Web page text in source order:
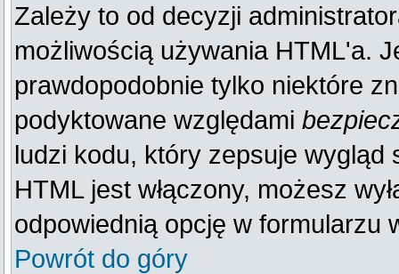
Zależy to od decyzji
możliwością używania HTML'a.
prawdopodobnie tylko niektóre
podyktowane względami
ludzi kodu, który zepsuje wygląd
HTML jest włączony, możesz
odpowiednią opcję w formularzu
Powrót do góry